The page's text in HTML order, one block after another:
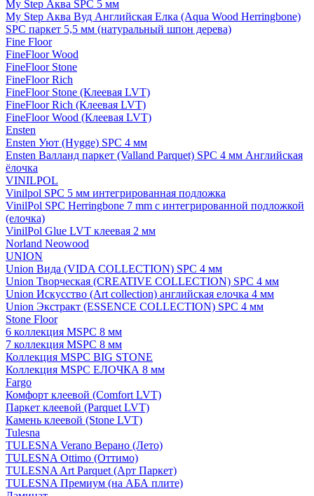
My Step Аква SPC 5 мм
My Step Аква Вуд Английская Елка (Aqua Wood Herringbone)
SPC паркет 5,5 мм (натуральный шпон дерева)
Fine Floor
FineFloor Wood
FineFloor Stone
FineFloor Rich
FineFloor Stone (Клеевая LVT)
FineFloor Rich (Клеевая LVT)
FineFloor Wood (Клеевая LVT)
Ensten
Ensten Уют (Hygge) SPC 4 мм
Ensten Валланд паркет (Valland Parquet) SPC 4 мм Английская
ёлочка
VINILPOL
Vinilpol SPC 5 мм интегрированная подложка
VinilPol SPC Herringbone 7 mm с интегрированной подложкой
(елочка)
VinilPol Glue LVT клеевая 2 мм
Norland Neowood
UNION
Union Вида (VIDA COLLECTION) SPC 4 мм
Union Творческая (CREATIVE COLLECTION) SPC 4 мм
Union Искусство (Art collection) английская елочка 4 мм
Union Экстракт (ESSENCE COLLECTION) SPC 4 мм
Stone Floor
6 коллекция MSPC 8 мм
7 коллекция MSPC 8 мм
Коллекция MSPC BIG STONE
Коллекция MSPC ЕЛОЧКА 8 мм
Fargo
Комфорт клеевой (Comfort LVT)
Паркет клеевой (Parquet LVT)
Камень клеевой (Stone LVT)
Tulesna
TULESNA Verano Верано (Лето)
TULESNA Ottimo (Оттимо)
TULESNA Art Parquet (Арт Паркет)
TULESNA Премиум (на АБА плите)